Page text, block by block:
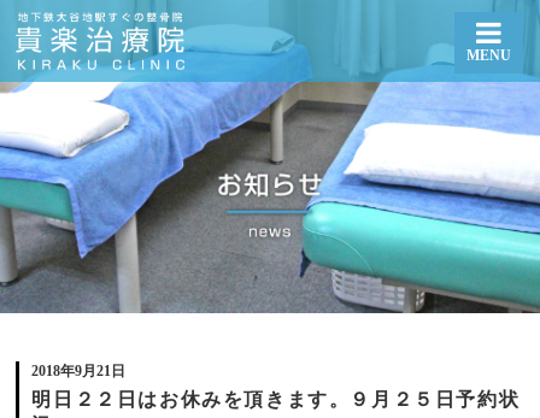
明日２２日はお休みを頂きます。９月２５日予約状況 | 札幌厚別区大谷地で整体・骨盤矯正なら貴
MENU
2018年9月21日
明日２２日はお休みを頂きます。９月２５日予約状